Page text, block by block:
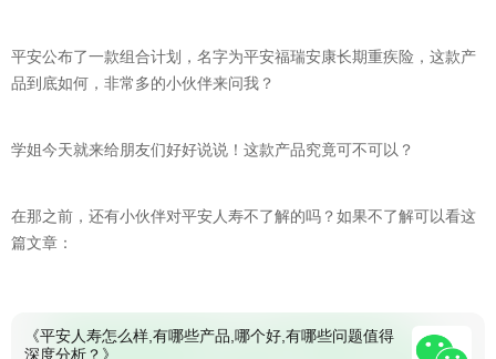
平安公布了一款组合计划，名字为平安福瑞安康长期重疾险，这款产
品到底如何，非常多的小伙伴来问我？
学姐今天就来给朋友们好好说说！这款产品究竟可不可以？
在那之前，还有小伙伴对平安人寿不了解的吗？如果不了解可以看这
篇文章：
《平安人寿怎么样,有哪些产品,哪个好,有哪些问题值得
深度分析？》